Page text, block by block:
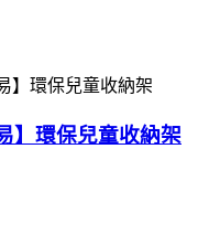
】環保兒童收納架